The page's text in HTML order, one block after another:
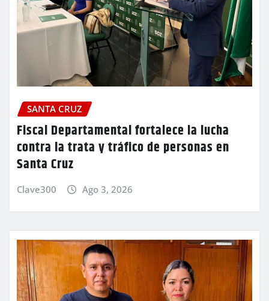
SANTA CRUZ
Fiscal Departamental fortalece la lucha
contra la trata y tráfico de personas en
Santa Cruz
Clave300 Ago 3, 2026